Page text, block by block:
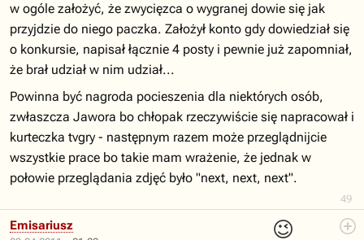
49
w ogóle założyć, że zwycięzca o wygranej dowie się jak
przyjdzie do niego paczka. Założył konto gdy dowiedział się
o konkursie, napisał łącznie 4 posty i pewnie już zapomniał,
że brał udział w nim udział...
Powinna być nagroda pocieszenia dla niektórych osób,
zwłaszcza Jawora bo chłopak rzeczywiście się napracował i
kurteczka tvgry - następnym razem może przeglądnijcie
wszystkie prace bo takie mam wrażenie, że jednak w
połowie przeglądania zdjęć było "next, next, next".
😉
Emisariusz